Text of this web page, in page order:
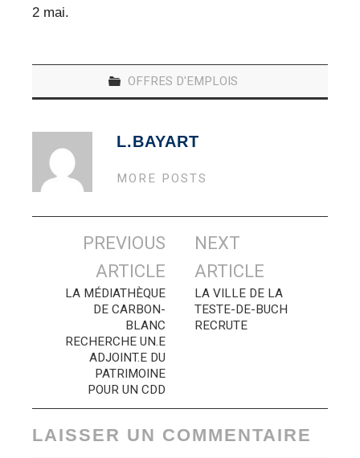
2 mai.
OFFRES D'EMPLOIS
L.BAYART
MORE POSTS
Navigation
articles
PREVIOUS
ARTICLE
LA MÉDIATHÈQUE
DE CARBON-
BLANC
RECHERCHE UN.E
ADJOINT.E DU
PATRIMOINE
POUR UN CDD
NEXT
ARTICLE
LA VILLE DE LA
TESTE-DE-BUCH
RECRUTE
LAISSER UN COMMENTAIRE